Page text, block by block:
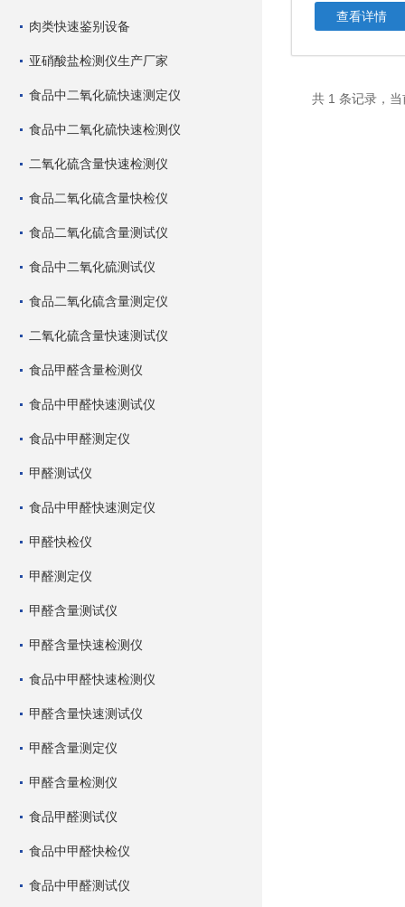
肉类快速鉴别设备
亚硝酸盐检测仪生产厂家
食品中二氧化硫快速测定仪
食品中二氧化硫快速检测仪
二氧化硫含量快速检测仪
食品二氧化硫含量快检仪
食品二氧化硫含量测试仪
食品中二氧化硫测试仪
食品二氧化硫含量测定仪
二氧化硫含量快速测试仪
食品甲醛含量检测仪
食品中甲醛快速测试仪
食品中甲醛测定仪
甲醛测试仪
食品中甲醛快速测定仪
甲醛快检仪
甲醛测定仪
甲醛含量测试仪
甲醛含量快速检测仪
食品中甲醛快速检测仪
甲醛含量快速测试仪
甲醛含量测定仪
甲醛含量检测仪
食品甲醛测试仪
食品中甲醛快检仪
食品中甲醛测试仪
查看详情
共 1 条记录，